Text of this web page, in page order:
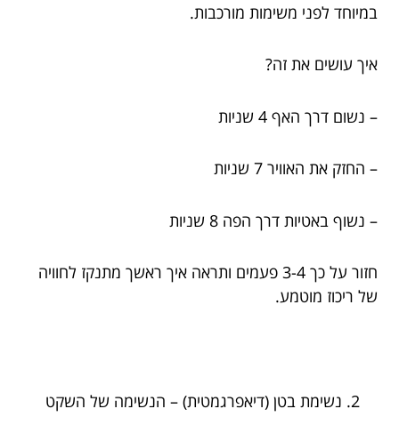
במיוחד לפני משימות מורכבות.
איך עושים את זה?
– נשום דרך האף 4 שניות
– החזק את האוויר 7 שניות
– נשוף באטיות דרך הפה 8 שניות
חזור על כך 3-4 פעמים ותראה איך ראשך מתנקז לחוויה
של ריכוז מוטמע.
נשימת בטן (דיאפרגמטית) – הנשימה של השקט